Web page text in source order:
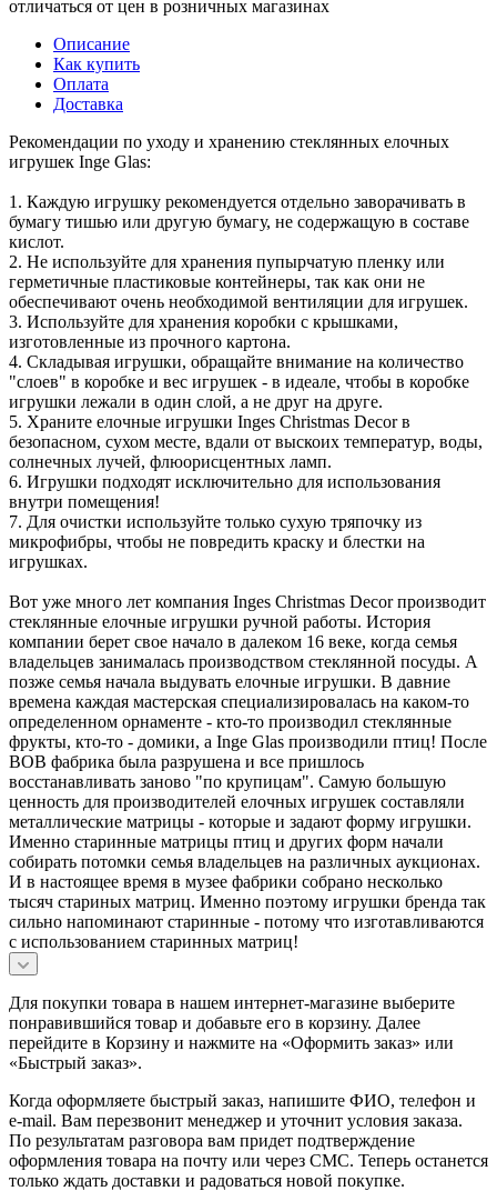
отличаться от цен в розничных магазинах
Описание
Как купить
Оплата
Доставка
Рекомендации по уходу и хранению стеклянных елочных
игрушек Inge Glas:
1. Каждую игрушку рекомендуется отдельно заворачивать в
бумагу тишью или другую бумагу, не содержащую в составе
кислот.
2. Не используйте для хранения пупырчатую пленку или
герметичные пластиковые контейнеры, так как они не
обеспечивают очень необходимой вентиляции для игрушек.
3. Используйте для хранения коробки с крышками,
изготовленные из прочного картона.
4. Складывая игрушки, обращайте внимание на количество
"слоев" в коробке и вес игрушек - в идеале, чтобы в коробке
игрушки лежали в один слой, а не друг на друге.
5. Храните елочные игрушки Inges Christmas Decor в
безопасном, сухом месте, вдали от выскоих температур, воды,
солнечных лучей, флюорисцентных ламп.
6. Игрушки подходят исключительно для использования
внутри помещения!
7. Для очистки используйте только сухую тряпочку из
микрофибры, чтобы не повредить краску и блестки на
игрушках.
Вот уже много лет компания Inges Christmas Decor производит
стеклянные елочные игрушки ручной работы. История
компании берет свое начало в далеком 16 веке, когда семья
владельцев занималась производством стеклянной посуды. А
позже семья начала выдувать елочные игрушки. В давние
времена каждая мастерская специализировалась на каком-то
определенном орнаменте - кто-то производил стеклянные
фрукты, кто-то - домики, а Inge Glas производили птиц! После
ВОВ фабрика была разрушена и все пришлось
восстанавливать заново "по крупицам". Самую большую
ценность для производителей елочных игрушек составляли
металлические матрицы - которые и задают форму игрушки.
Именно старинные матрицы птиц и других форм начали
собирать потомки семья владельцев на различных аукционах.
И в настоящее время в музее фабрики собрано несколько
тысяч стариных матриц. Именно поэтому игрушки бренда так
сильно напоминают старинные - потому что изготавливаются
с использованием старинных матриц!
Для покупки товара в нашем интернет-магазине выберите
понравившийся товар и добавьте его в корзину. Далее
перейдите в Корзину и нажмите на «Оформить заказ» или
«Быстрый заказ».
Когда оформляете быстрый заказ, напишите ФИО, телефон и
e-mail. Вам перезвонит менеджер и уточнит условия заказа.
По результатам разговора вам придет подтверждение
оформления товара на почту или через СМС. Теперь останется
только ждать доставки и радоваться новой покупке.